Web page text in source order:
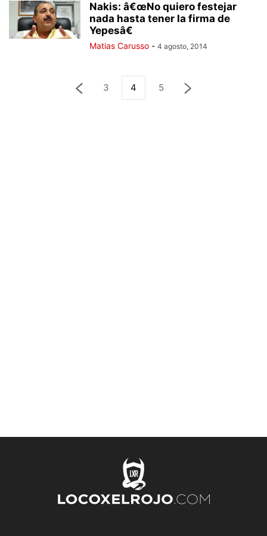
Nakis: â€œNo quiero festejar
nada hasta tener la firma de
Yepesâ€
Matias Carusso - 4 agosto, 2014
3 4 5